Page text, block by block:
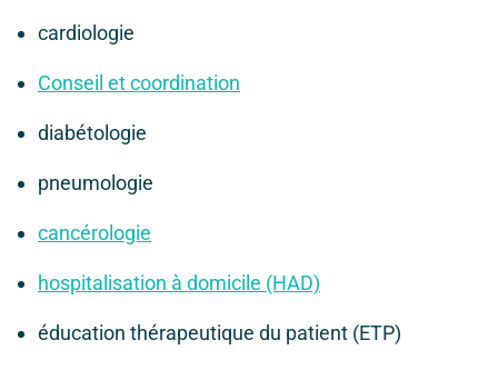
cardiologie
Conseil et coordination
diabétologie
pneumologie
cancérologie
hospitalisation à domicile (HAD)
éducation thérapeutique du patient (ETP)